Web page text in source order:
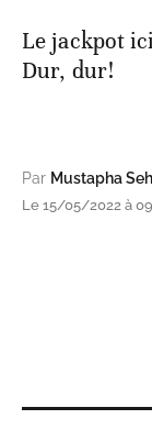
Le jackpot
Dur, dur!
Par Mustapha
Le 15/05/2022 à